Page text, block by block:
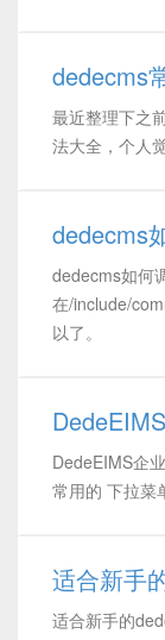
dedecms
最近整理下之
法大全，个人
dedecms
dedecms如何
在/include/
以了。
DedeEIMS企
常用的 下拉菜
适合新手
适合新手的